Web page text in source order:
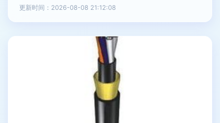
更新时间：2026-08-08 21:12:08